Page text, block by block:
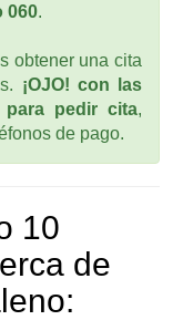
060.
obtener una cita
¡OJO! con las
pedir cita,
de pago.
10
de